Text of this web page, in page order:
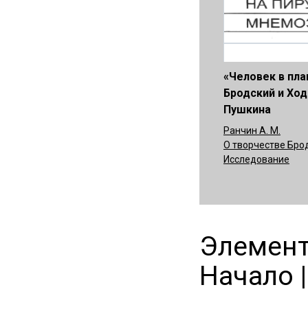
«Человек в
Бродский и
Пушкина
Ранчин А. М.
О творчестве
Исследование
Начало